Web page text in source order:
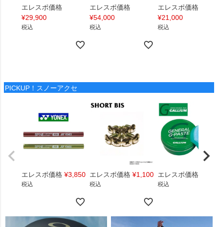
エレスポ価格
¥29,900
税込
エレスポ価格
¥54,000
税込
エレスポ価格
¥21,000
税込
PICKUP！スノーアクセ
エレスポ価格 ¥3,850
税込
エレスポ価格 ¥1,100
税込
エレスポ価格
税込